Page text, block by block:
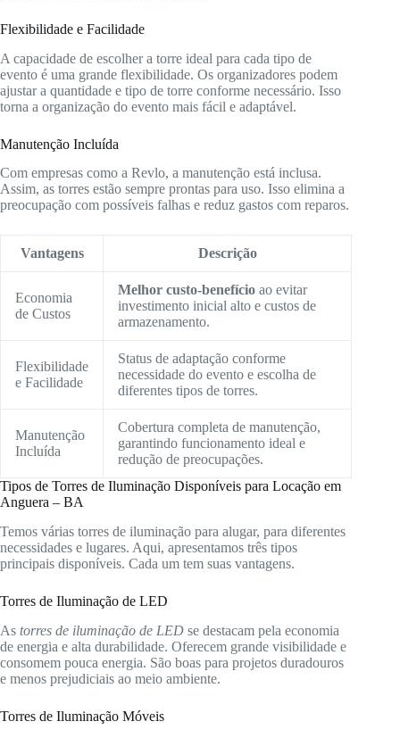
Flexibilidade e Facilidade
A capacidade de escolher a torre ideal para cada tipo de
evento é uma grande flexibilidade. Os organizadores podem
ajustar a quantidade e tipo de torre conforme necessário. Isso
torna a organização do evento mais fácil e adaptável.
Manutenção Incluída
Com empresas como a Revlo, a manutenção está inclusa.
Assim, as torres estão sempre prontas para uso. Isso elimina a
preocupação com possíveis falhas e reduz gastos com reparos.
Vantagens Descrição
Economia
de Custos
Melhor custo-benefício ao evitar
investimento inicial alto e custos de
armazenamento.
Flexibilidade
e Facilidade
Status de adaptação conforme
necessidade do evento e escolha de
diferentes tipos de torres.
Manutenção
Incluída
Cobertura completa de manutenção,
garantindo funcionamento ideal e
redução de preocupações.
Tipos de Torres de Iluminação Disponíveis para Locação em
Anguera – BA
Temos várias torres de iluminação para alugar, para diferentes
necessidades e lugares. Aqui, apresentamos três tipos
principais disponíveis. Cada um tem suas vantagens.
Torres de Iluminação de LED
As torres de iluminação de LED se destacam pela economia
de energia e alta durabilidade. Oferecem grande visibilidade e
consomem pouca energia. São boas para projetos duradouros
e menos prejudiciais ao meio ambiente.
Torres de Iluminação Móveis